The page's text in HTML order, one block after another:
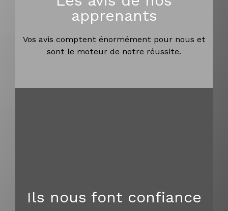
apprenants
Vos avis comptent énormément pour nous et
sont le moteur de notre réussite.
Ils nous font confiance